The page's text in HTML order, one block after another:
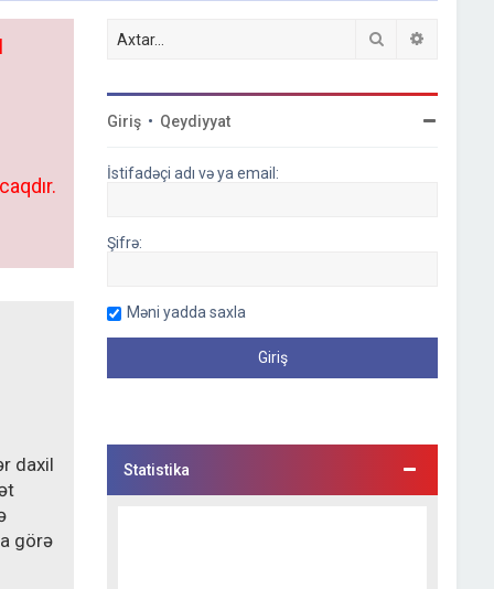
daxil
görə
Axtar
Giriş • Qeydiyyat
İstifadəçi adı və ya email:
Şifrə:
Məni yadda saxla
Statistika